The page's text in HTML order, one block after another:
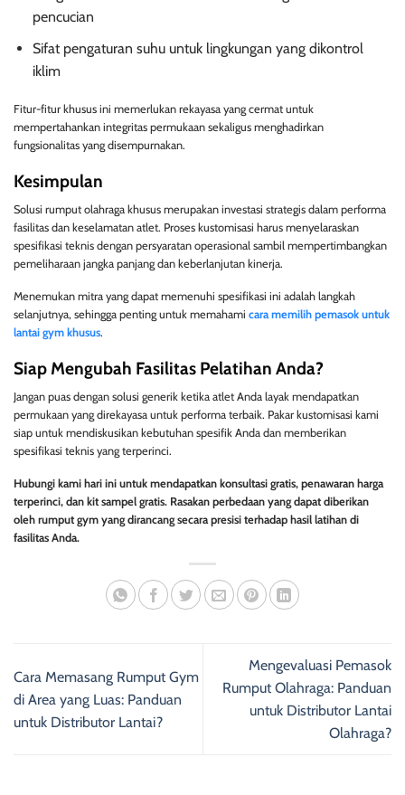
pencucian
Sifat pengaturan suhu untuk lingkungan yang dikontrol
iklim
Fitur-fitur khusus ini memerlukan rekayasa yang cermat untuk
mempertahankan integritas permukaan sekaligus menghadirkan
fungsionalitas yang disempurnakan.
Kesimpulan
Solusi rumput olahraga khusus merupakan investasi strategis dalam performa
fasilitas dan keselamatan atlet. Proses kustomisasi harus menyelaraskan
spesifikasi teknis dengan persyaratan operasional sambil mempertimbangkan
pemeliharaan jangka panjang dan keberlanjutan kinerja.
Menemukan mitra yang dapat memenuhi spesifikasi ini adalah langkah
selanjutnya, sehingga penting untuk memahami cara memilih pemasok untuk
lantai gym khusus.
Siap Mengubah Fasilitas Pelatihan Anda?
Jangan puas dengan solusi generik ketika atlet Anda layak mendapatkan
permukaan yang direkayasa untuk performa terbaik. Pakar kustomisasi kami
siap untuk mendiskusikan kebutuhan spesifik Anda dan memberikan
spesifikasi teknis yang terperinci.
Hubungi kami hari ini untuk mendapatkan konsultasi gratis, penawaran harga
terperinci, dan kit sampel gratis. Rasakan perbedaan yang dapat diberikan
oleh rumput gym yang dirancang secara presisi terhadap hasil latihan di
fasilitas Anda.
Cara Memasang Rumput Gym
di Area yang Luas: Panduan
untuk Distributor Lantai?
Mengevaluasi Pemasok
Rumput Olahraga: Panduan
untuk Distributor Lantai
Olahraga?